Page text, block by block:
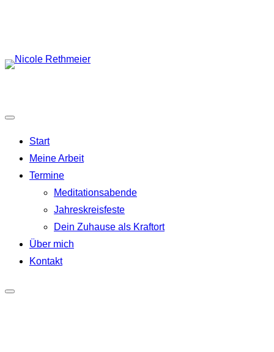
Start
Meine Arbeit
Termine
Meditationsabende
Jahreskreisfeste
Dein Zuhause als Kraftort
Über mich
Kontakt